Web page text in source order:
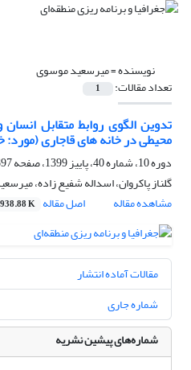
نویسنده =میرسعید موسوی
تعداد مقالات: 1
تدوین الگوی روابط متقابل
محیطی در خانه‏ های قاجاری (مورد:
دوره 10، شماره 40، پاییز 1399، صفحه
420
گلناز پاکروان، اسداله شفیع زاده،
مشاهده مقاله
اصل مقاله 938.88 K
مقالات آماده انتشار
شماره جاری
شماره‌های پیشین نشریه